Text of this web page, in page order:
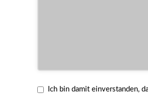
Ich bin damit einverstanden,